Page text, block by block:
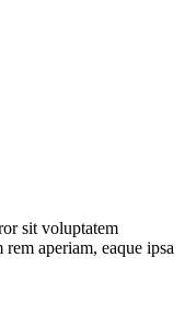
sit voluptatem
aperiam, eaque ipsa